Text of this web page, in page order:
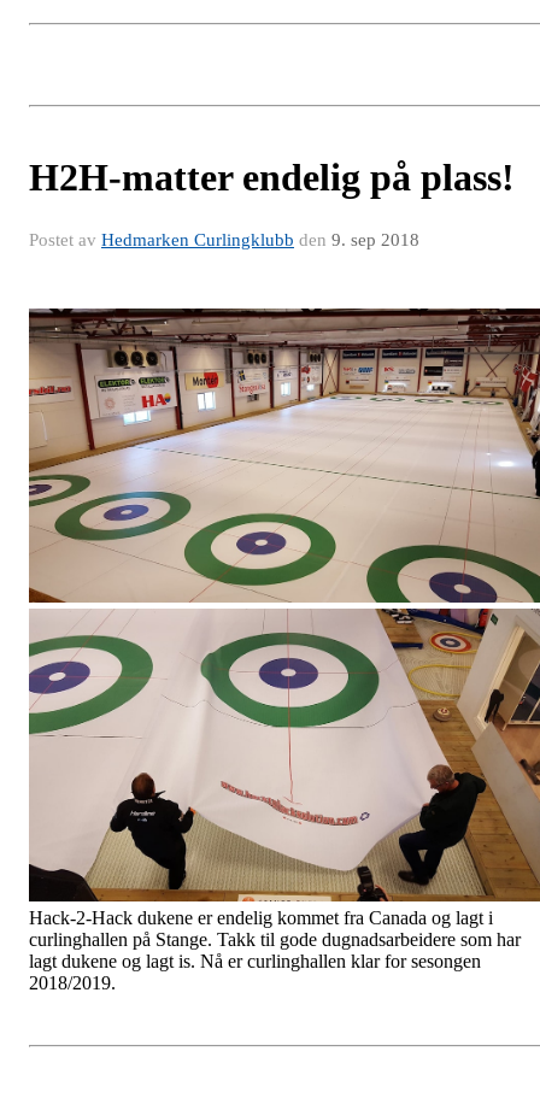
H2H-matter endelig på plass!
Postet av Hedmarken Curlingklubb den 9. sep 2018
Hack-2-Hack dukene er endelig kommet fra Canada og lagt i
curlinghallen på Stange. Takk til gode dugnadsarbeidere som har
lagt dukene og lagt is. Nå er curlinghallen klar for sesongen
2018/2019.